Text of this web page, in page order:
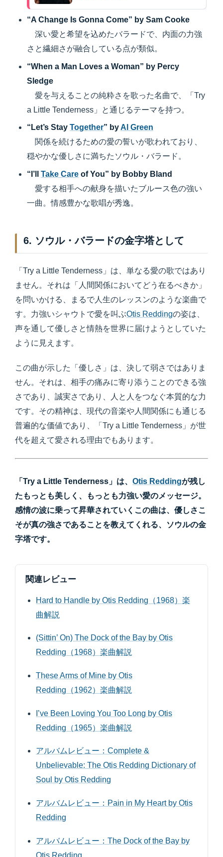
“A Change Is Gonna Come” by Sam Cooke
深い愛と希望を込めたバラードで、内面の力強
さと繊細さが融合している点が類似。
“When a Man Loves a Woman” by Percy
Sledge
愛を与えることの純粋さを歌った名曲で、「Try
a Little Tenderness」と通じるテーマを持つ。
“Let’s StayTogether” byAl Green
関係を続けるための愛の誓いが歌われており、
穏やかな優しさに満ちたソウル・バラード。
“I’llTake Care of You” by Bobby Bland
愛する相手への献身を描いたブルース色の強い
一曲。情感豊かな歌唱が秀逸。
6. ソウル・バラードの金字塔として
「Try a Little Tenderness」は、単なる愛の歌ではあり
ません。それは「人間関係においてどう在るべきか」
を問いかける、まるで人生のレッスンのような楽曲で
す。力強いシャウトで愛を叫ぶOtis Reddingの姿は、
声を通して優しさと情熱を世界に届けようとしていた
ように見えます。
この曲が示した「優しさ」は、決して弱さではありま
せん。それは、相手の痛みに寄り添うことのできる強
さであり、誠実さであり、人と人をつなぐ本質的な力
です。その精神は、現代の音楽や人間関係にも通じる
普遍的な価値であり、「Try a Little Tenderness」が世
代を超えて愛される理由でもあります。
「Try a Little Tenderness」は、 Otis Reddingが残し
たもっとも美しく、もっとも力強い愛のメッセージ。
感情の波に乗って昇華されていくこの曲は、優しさこ
そが真の強さであることを教えてくれる、ソウルの金
字塔です。
関連レビュー
Hard to Handle by Otis Redding（1968）楽
曲解説
(Sittin’ On) The Dock of the Bay by Otis
Redding（1968）楽曲解説
These Arms of Mine by Otis
Redding（1962）楽曲解説
I’ve Been Loving You Too Long by Otis
Redding（1965）楽曲解説
アルバムレビュー：Complete &
Unbelievable: The Otis Redding Dictionary of
Soul by Otis Redding
アルバムレビュー：Pain in My Heart by Otis
Redding
アルバムレビュー：The Dock of the Bay by
Otis Redding